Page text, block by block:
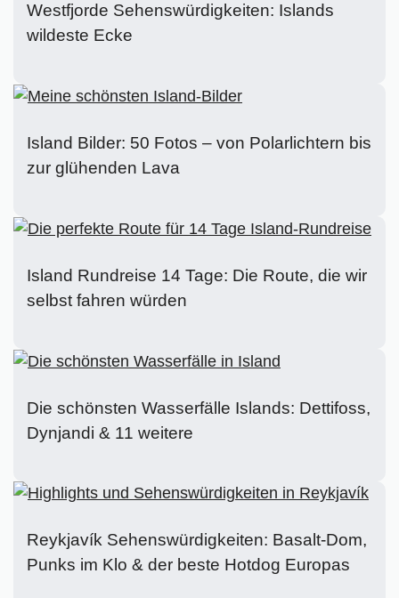
Westfjorde Sehenswürdigkeiten: Islands
wildeste Ecke
Island Bilder: 50 Fotos – von Polarlichtern bis
zur glühenden Lava
Island Rundreise 14 Tage: Die Route, die wir
selbst fahren würden
Die schönsten Wasserfälle Islands: Dettifoss,
Dynjandi & 11 weitere
Reykjavík Sehenswürdigkeiten: Basalt-Dom,
Punks im Klo & der beste Hotdog Europas